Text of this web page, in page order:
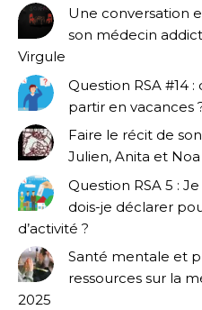
Une conversation
son médecin
Virgule
Question RSA #14
partir en vacances
Faire le récit de
Julien, Anita et Noa
Question RSA 5 :
dois-je déclarer
d’activité ?
Santé mentale et
ressources sur la
2025